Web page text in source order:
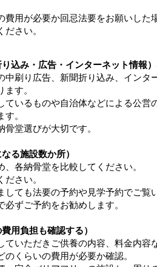
費用が必要か回忌法要をお願いした
さい。
込み・広告・インターネット情報
中刷り広告、新聞折り込み、インタ
す。
ているものや自治体などによる公営
。
堂選びが大切です。
る施設数か所）
各納骨堂を比較してください。
さい。
しても法要の予約や見学予約でご覧
ずご予約をお勧めします。
用負担も確認する）
ていただきご供養の内容、料金内容
くらいの費用が必要か確認。